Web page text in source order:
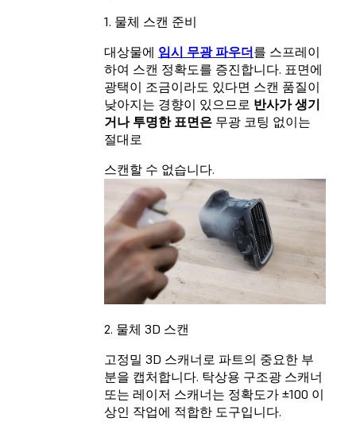
1. 물체 스캔 준비
대상물에 임시 무광 파우더를 스프레이
하여 스캔 정확도를 증진합니다. 표면에
광택이 조금이라도 있다면 스캔 품질이
낮아지는 경향이 있으므로 반사가 생기
거나 투명한 표면은 무광 코팅 없이는
절대로
스캔할 수 없습니다.
2. 물체 3D 스캔
고정밀 3D 스캐너로 파트의 중요한 부
분을 캡처합니다. 탁상용 구조광 스캐너
또는 레이저 스캐너는 정확도가 ±100 이
상인 작업에 적합한 도구입니다.